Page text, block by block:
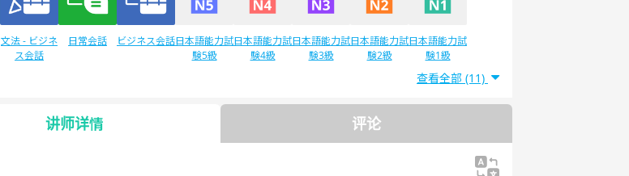
文法 - ビジネ
ス会話
日常会話 ビジネス会話日本語能力試
験5級
日本語能力試
験4級
日本語能力試
験3級
日本語能力試
験2級
日本語能力試
験1級
查看全部 (11)
讲师详情 评论